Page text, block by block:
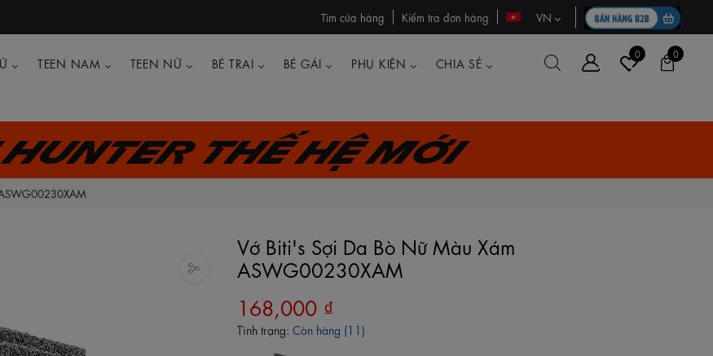
Tìm cửa hàng Kiểm tra đơn hàng VN
TEEN NAM TEEN NỮ BÉ TRAI BÉ GÁI PHỤ KIỆN CHIA SẺ
0 0
thế hệ mới
Vớ Biti's Sợi Da Bò Nữ Màu Xám
ASWG00230XAM
168,000 ₫
Tình trạng: Còn hàng (11)